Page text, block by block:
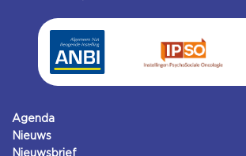
Agenda
Nieuws
Nieuwsbrief